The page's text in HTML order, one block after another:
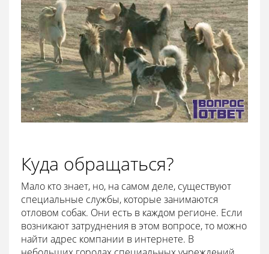
Куда обращаться?
Мало кто знает, но, на самом деле, существуют
специальные службы, которые занимаются
отловом собак. Они есть в каждом регионе. Если
возникают затруднения в этом вопросе, то можно
найти адрес компании в интернете. В